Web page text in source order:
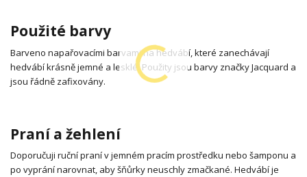
Použité barvy
Barveno napařovacími barvami na hedvábí, které zanechávají
hedvábí krásně jemné a lesklé. Použity jsou barvy značky Jacquard a
jsou řádně zafixovány.
Praní a žehlení
Doporučuji ruční praní v jemném pracím prostředku nebo šamponu a
po vyprání narovnat, aby šňůrky neuschly zmačkané. Hedvábí je